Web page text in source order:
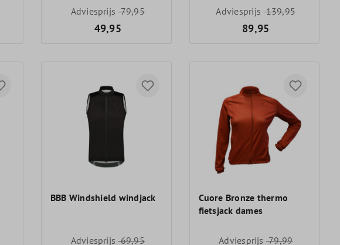
Adviesprijs79,95
49,95
Adviesprijs139,95
89,95
BBB Windshield windjack
Adviesprijs69,95
Cuore Bronze thermo
fietsjack dames
Adviesprijs 79,99